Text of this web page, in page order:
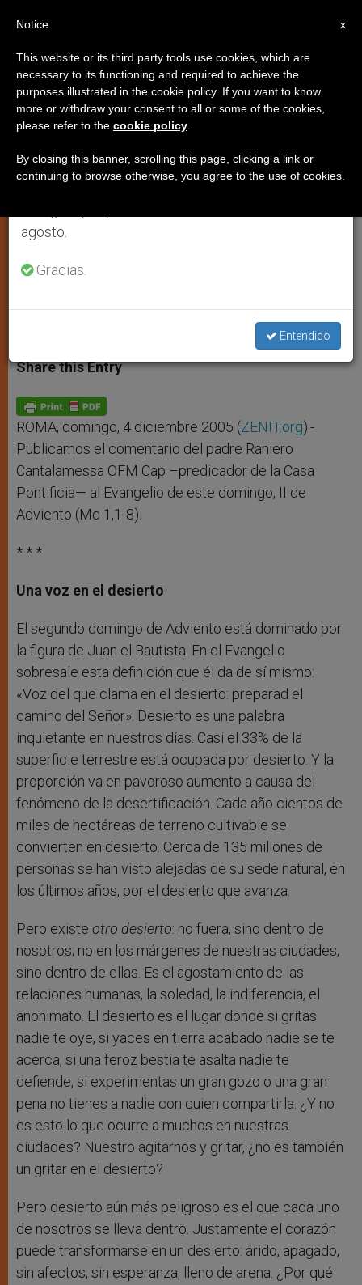
Predicador del Papa: Una voz en
el desierto
comenta el Evangelio del próximo
domingo
ESPIRITUALIDAD
t
s
p
p
s
e
g
e
r
e
b
o
k
t r
Share this Entry
ROMA, domingo, 4 diciembre 2005 (ZENIT.org).-
Publicamos el comentario del padre Raniero
Cantalamessa OFM Cap –predicador de la Casa
Pontificia— al Evangelio de este domingo, II de
Adviento (Mc 1,1-8).
* * *
Una voz en el desierto
El segundo domingo de Adviento está dominado por
la figura de Juan el Bautista. En el Evangelio
sobresale esta definición que él da de sí mismo:
«Voz del que clama en el desierto: preparad el
camino del Señor». Desierto es una palabra
inquietante en nuestros días. Casi el 33% de la
superficie terrestre está ocupada por desierto. Y la
proporción va en pavoroso aumento a causa del
fenómeno de la desertificación. Cada año cientos de
miles de hectáreas de terreno cultivable se
convierten en desierto. Cerca de 135 millones de
personas se han visto alejadas de su sede natural, en
los últimos años, por el desierto que avanza.
Pero existe otro desierto: no fuera, sino dentro de
nosotros; no en los márgenes de nuestras ciudades,
sino dentro de ellas. Es el agostamiento de las
relaciones humanas, la soledad, la indiferencia, el
anonimato. El desierto es el lugar donde si gritas
nadie te oye, si yaces en tierra acabado nadie se te
acerca, si una feroz bestia te asalta nadie te
defiende, si experimentas un gran gozo o una gran
pena no tienes a nadie con quien compartirla. ¿Y no
es esto lo que ocurre a muchos en nuestras
ciudades? Nuestro agitarnos y gritar, ¿no es también
un gritar en el desierto?
Pero desierto aún más peligroso es el que cada uno
de nosotros se lleva dentro. Justamente el corazón
puede transformarse en un desierto: árido, apagado,
sin afectos, sin esperanza, lleno de arena. ¿Por qué
×
Aviso importante
Del 27 de julio al 7 de agosto haremos la pausa
anual, aprovechando que en el periodo de verano
se generan menos informaciones y también el
agosto.
Gracias.
Entendido
x
Notice
This website or its third party tools use cookies, which are
necessary to its functioning and required to achieve the
purposes illustrated in the cookie policy. If you want to know
more or withdraw your consent to all or some of the cookies,
please refer to the cookie policy
By closing this banner, scrolling this page, clicking a link or
continuing to browse otherwise, you agree to the use of cookies.